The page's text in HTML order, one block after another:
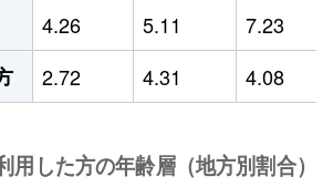
4.26 5.11
7.23
2.72 4.31 4.08